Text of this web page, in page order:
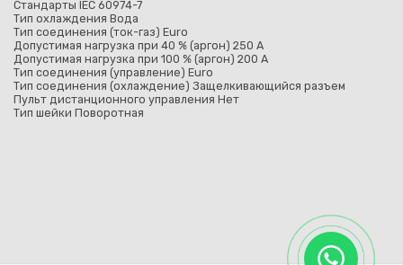
Стандарты IEC 60974-7
Тип охлаждения Вода
Тип соединения (ток-газ) Euro
Допустимая нагрузка при 40 % (аргон) 250 А
Допустимая нагрузка при 100 % (аргон) 200 А
Тип соединения (управление) Euro
Тип соединения (охлаждение) Защелкивающийся разъем
Пульт дистанционного управления Нет
Тип шейки Поворотная